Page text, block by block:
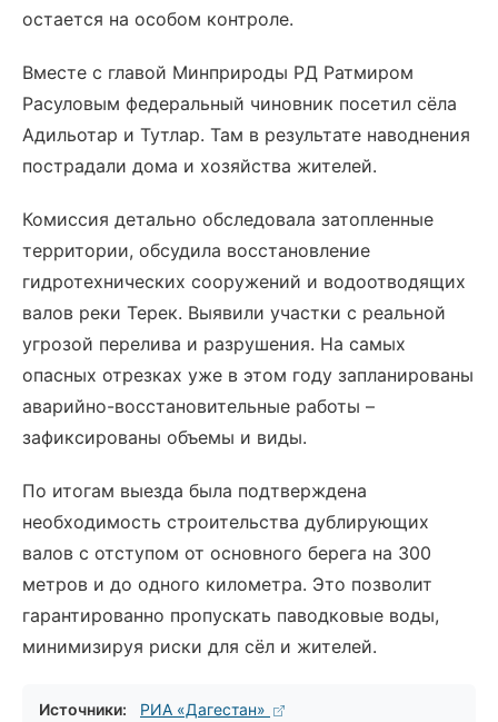
остается на особом контроле.
Вместе с главой Минприроды РД Ратмиром
Расуловым федеральный чиновник посетил сёла
Адильотар и Тутлар. Там в результате наводнения
пострадали дома и хозяйства жителей.
Комиссия детально обследовала затопленные
территории, обсудила восстановление
гидротехнических сооружений и водоотводящих
валов реки Терек. Выявили участки с реальной
угрозой перелива и разрушения. На самых
опасных отрезках уже в этом году запланированы
аварийно-восстановительные работы –
зафиксированы объемы и виды.
По итогам выезда была подтверждена
необходимость строительства дублирующих
валов с отступом от основного берега на 300
метров и до одного километра. Это позволит
гарантированно пропускать паводковые воды,
минимизируя риски для сёл и жителей.
Источники: РИА «Дагестан»